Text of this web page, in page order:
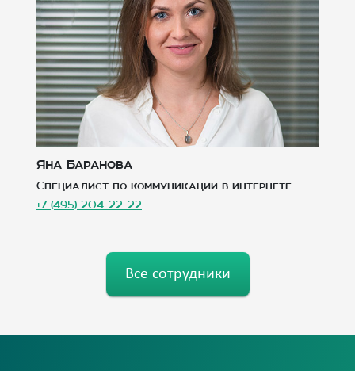
Яна Баранова
Специалист по коммуникации в интернете
+7 (495) 204-22-22
Все сотрудники